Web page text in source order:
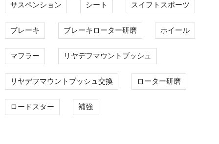
サスペンション シート スイフトスポーツ
ブレーキ ブレーキローター研磨 ホイール
マフラー リヤデフマウントブッシュ
リヤデフマウントブッシュ交換 ローター研磨
ロードスター 補強